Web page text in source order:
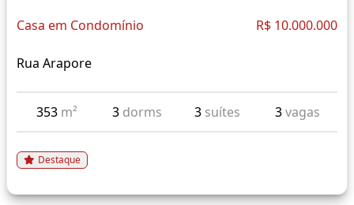
Casa em Condomínio R$ 10.000.000
Rua Arapore
353 m² 3 dorms 3 suítes 3vagas
Destaque